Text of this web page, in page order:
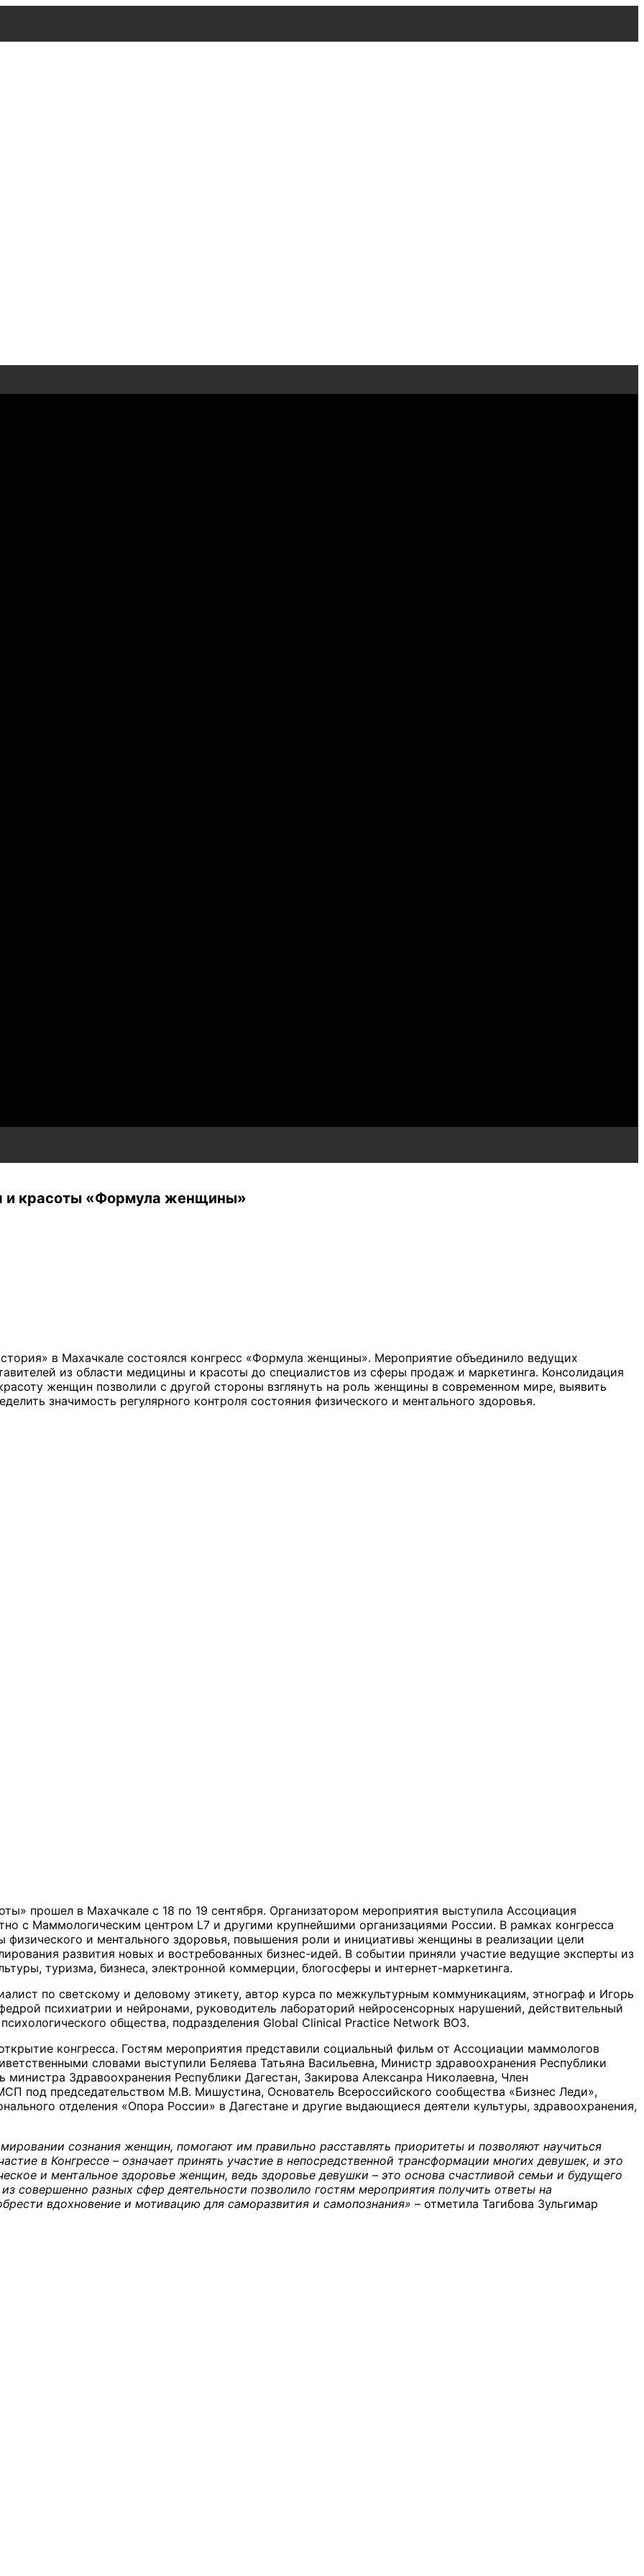
и красоты «Формула женщины»
в Махачкале состоялся конгресс «Формула женщины». Мероприятие объединило ведущих
из области медицины и красоты до специалистов из сферы продаж и маркетинга. Консолидация
женщин позволили с другой стороны взглянуть на роль женщины в современном мире, выявить
значимость регулярного контроля состояния физического и ментального здоровья.
прошел в Махачкале с 18 по 19 сентября. Организатором мероприятия выступила Ассоциация
с Маммологическим центром L7 и другими крупнейшими организациями России. В рамках конгресса
и ментального здоровья, повышения роли и инициативы женщины в реализации цели
развития новых и востребованных бизнес-идей. В событии приняли участие ведущие эксперты из
туризма, бизнеса, электронной коммерции, блогосферы и интернет-маркетинга.
по светскому и деловому этикету, автор курса по межкультурным коммуникациям, этнограф и Игорь
психиатрии и нейронами, руководитель лабораторий нейросенсорных нарушений, действительный
общества, подразделения Global Clinical Practice Network ВОЗ.
конгресса. Гостям мероприятия представили социальный фильм от Ассоциации маммологов
словами выступили Беляева Татьяна Васильевна, Министр здравоохранения Республики
Здравоохранения Республики Дагестан, Закирова Алексанра Николаевна, Член
под председательством М.В. Мишустина, Основатель Всероссийского сообщества «Бизнес Леди»,
отделения «Опора России» в Дагестане и другие выдающиеся деятели культуры, здравоохранения,
сознания женщин, помогают им правильно расставлять приоритеты и позволяют научиться
в Конгрессе – означает принять участие в непосредственной трансформации многих девушек, и это
и ментальное здоровье женщин, ведь здоровье девушки – это основа счастливой семьи и будущего
совершенно разных сфер деятельности позволило гостям мероприятия получить ответы на
вдохновение и мотивацию для саморазвития и самопознания» – отметила Тагибова Зульгимар